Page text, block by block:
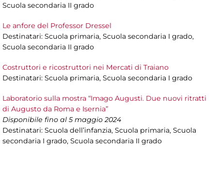
Scuola secondaria II grado
Le anfore del Professor Dressel
Destinatari: Scuola primaria, Scuola secondaria I grado,
Scuola secondaria II grado
Costruttori e ricostruttori nei Mercati di Traiano
Destinatari: Scuola primaria, Scuola secondaria I grado
Laboratorio sulla mostra “Imago Augusti. Due nuovi ritratti
di Augusto da Roma e Isernia”
Disponibile fino al 5 maggio 2024
Destinatari: Scuola dell’infanzia, Scuola primaria, Scuola
secondaria I grado, Scuola secondaria II grado